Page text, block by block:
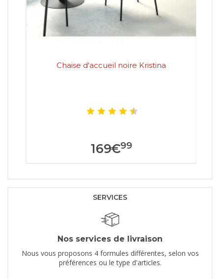
Chaise d'accueil noire Kristina
169€99
SERVICES
Nos services de livraison
Nous vous proposons 4 formules différentes, selon vos
préférences ou le type d'articles.